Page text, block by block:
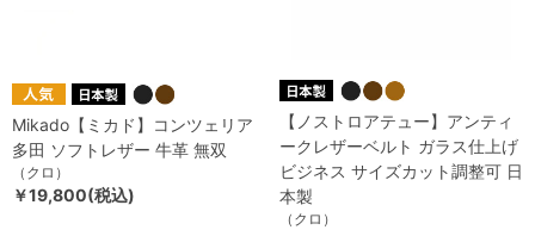
Mikado【ミカド】コンツェリア
多田 ソフトレザー 牛革 無双
（クロ）
￥19,800(税込)
【ノストロアテュー】アンティ
ークレザーベルト ガラス仕上げ
ビジネス サイズカット調整可 日
本製
（クロ）